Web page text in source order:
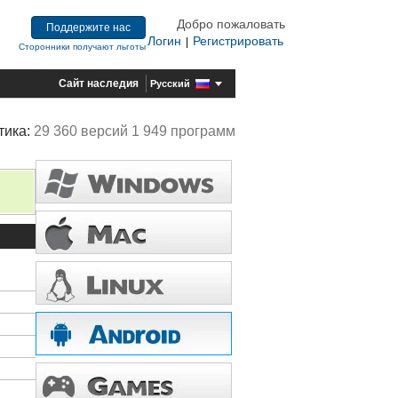
Поддержите нас
Сторонники получают льготы
Добро пожаловать
Логин
Регистрировать
Сайт наследия Русский
29 360 версий 1 949 программ